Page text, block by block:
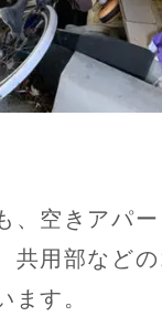
、空きアパ
共用部など
す。